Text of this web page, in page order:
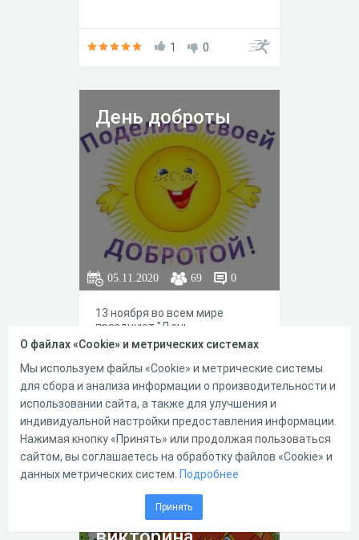
1 0
День доброты
05.11.2020 69 0
13 ноября во всем мире
празднуют "День
доброты".Доброта – это то,
что делает нашу жизнь теплее
и душевнее. Доброта
помогает нам понимать, что
мы – люди, и мы должны
помогать друг другу, делать
добро – тогда жизнь станет
чуточку лучше. Доброта
находит свое проявление не
только в самой жизни, но и в
искусстве, в том числе в
5 0
Развлекательная
онлайн-
О файлах «Cookie» и метрических системах
Мы используем файлы «Cookie» и метрические системы
для сбора и анализа информации о производительности и
использовании сайта, а также для улучшения и
индивидуальной настройки предоставления информации.
Нажимая кнопку «Принять» или продолжая пользоваться
сайтом, вы соглашаетесь на обработку файлов «Cookie» и
данных метрических систем. Подробнее
Принять